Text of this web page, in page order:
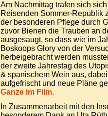
Am Nachmittag trafen sich
Reisenden Sommer-Republik
der besonderen Pflege durch
zuvor Bienen die Trauben an
ausgesaugt, so dass wie im
Boskoops Glory von der
herbeigebracht werden
der zweite Jahrestag des
& spanischem Wein aus,
aufgefrischt und neue Pläne
Ganze im Film.
In Zusammenarbeit mit den